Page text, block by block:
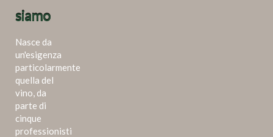
siamo
Nasce da
un'esigenza
particolarmente
quella del
vino, da
parte di
cinque
professionisti